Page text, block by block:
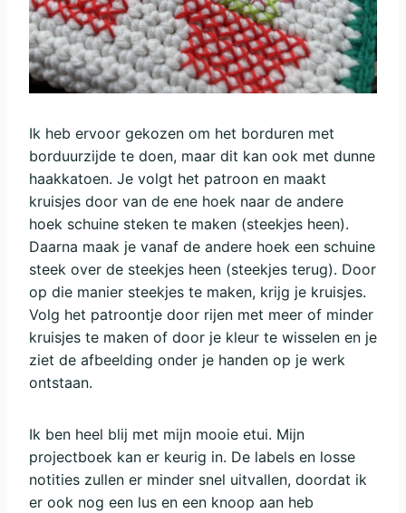
Ik heb ervoor gekozen om het borduren met
borduurzijde te doen, maar dit kan ook met dunne
haakkatoen. Je volgt het patroon en maakt
kruisjes door van de ene hoek naar de andere
hoek schuine steken te maken (steekjes heen).
Daarna maak je vanaf de andere hoek een schuine
steek over de steekjes heen (steekjes terug). Door
op die manier steekjes te maken, krijg je kruisjes.
Volg het patroontje door rijen met meer of minder
kruisjes te maken of door je kleur te wisselen en je
ziet de afbeelding onder je handen op je werk
ontstaan.
Ik ben heel blij met mijn mooie etui. Mijn
projectboek kan er keurig in. De labels en losse
notities zullen er minder snel uitvallen, doordat ik
er ook nog een lus en een knoop aan heb